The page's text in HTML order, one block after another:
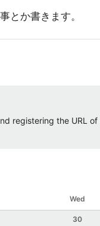
とか書きます。
registering the URL
Wed
30